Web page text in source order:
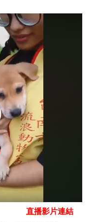
直播影片連結